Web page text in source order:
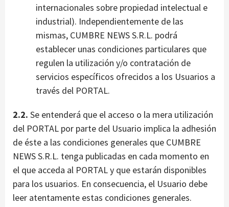
internacionales sobre propiedad intelectual e
industrial). Independientemente de las
mismas, CUMBRE NEWS S.R.L. podrá
establecer unas condiciones particulares que
regulen la utilización y/o contratación de
servicios específicos ofrecidos a los Usuarios a
través del PORTAL.
2.2. Se entenderá que el acceso o la mera utilización
del PORTAL por parte del Usuario implica la adhesión
de éste a las condiciones generales que CUMBRE
NEWS S.R.L. tenga publicadas en cada momento en
el que acceda al PORTAL y que estarán disponibles
para los usuarios. En consecuencia, el Usuario debe
leer atentamente estas condiciones generales.